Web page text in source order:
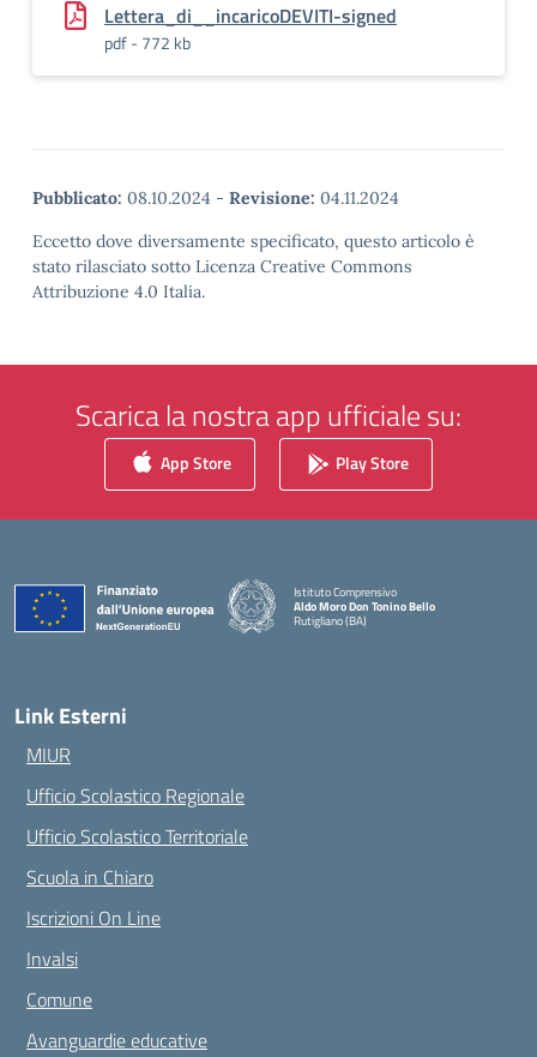
Lettera_di__incaricoDEVITI-signed
pdf - 772 kb
Pubblicato: 08.10.2024 - Revisione: 04.11.2024
Eccetto dove diversamente specificato, questo articolo è
stato rilasciato sotto Licenza Creative Commons
Attribuzione 4.0 Italia.
Scarica la nostra app ufficiale su:
App Store Play Store
Istituto Comprensivo
Aldo Moro Don Tonino Bello
Rutigliano (BA)
— Visita la pagina iniziale della scuola
Link Esterni
MIUR
Ufficio Scolastico Regionale
Ufficio Scolastico Territoriale
Scuola in Chiaro
Iscrizioni On Line
Invalsi
Comune
Avanguardie educative